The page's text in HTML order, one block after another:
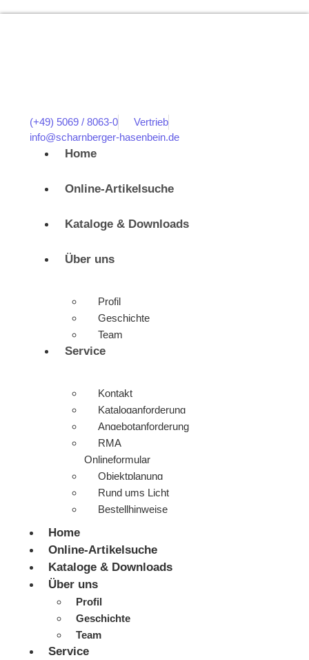
(+49) 5069 / 8063-0
Vertrieb
info@scharnberger-hasenbein.de
Home
Online-Artikelsuche
Kataloge & Downloads
Über uns
Profil
Geschichte
Team
Service
Kontakt
Kataloganforderung
Angebotanforderung
RMA
Onlineformular
Objektplanung
Rund ums Licht
Bestellhinweise
Home
Online-Artikelsuche
Kataloge & Downloads
Über uns
Profil
Geschichte
Team
Service